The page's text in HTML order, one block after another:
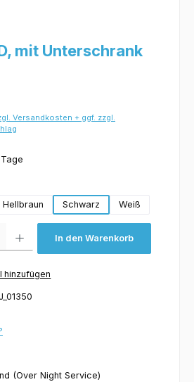
mit Unterschrank
Versandkosten + ggf. zzgl.
Hellbraun Schwarz Weiß
In den Warenkorb
hinzufügen
(Over Night Service)